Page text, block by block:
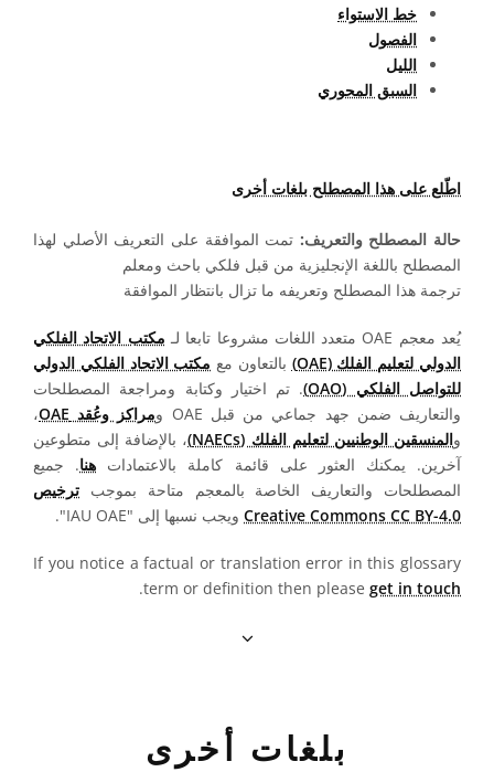
خط الاستواء
الفصول
الليل
السبق المحوري
اطّلع على هذا المصطلح بلغات أخرى
حالة المصطلح والتعريف: تمت الموافقة على التعريف الأصلي لهذا
المصطلح باللغة الإنجليزية من قبل فلكي باحث ومعلم
ترجمة هذا المصطلح وتعريفه ما تزال بانتظار الموافقة
يُعد معجم OAE متعدد اللغات مشروعا تابعا لـ
مكتب الاتحاد الفلكي
الدولي لتعليم الفلك (OAE)
بالتعاون مع مكتب الاتحاد الفلكي الدولي
للتواصل الفلكي (OAO)
. تم اختيار وكتابة ومراجعة المصطلحات
والتعاريف ضمن جهد جماعي من قبل OAE و
مراكز وعُقد OAE
،
والمنسقين الوطنيين لتعليم الفلك (NAECs)
، بالإضافة إلى متطوعين
آخرين. يمكنك العثور على قائمة كاملة بالاعتمادات هنا. جميع
المصطلحات والتعاريف الخاصة بالمعجم متاحة بموجب ترخيص
Creative Commons CC BY-4.0 ويجب نسبها إلى "IAU OAE".
If you notice a factual or translation error in this glossary
term or definition then please get in touch
.
بلغات أخرى